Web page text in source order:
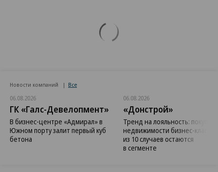
Новости компаний Все
06.08.2026
ГК «Галс-Девелопмент»
В бизнес-центре «Адмирал» в
Южном порту залит первый куб
бетона
06.08.2026
«Донстрой»
Тренд на лояльность:
недвижимости бизнес-класса
из 10 случаев остаются
в сегменте